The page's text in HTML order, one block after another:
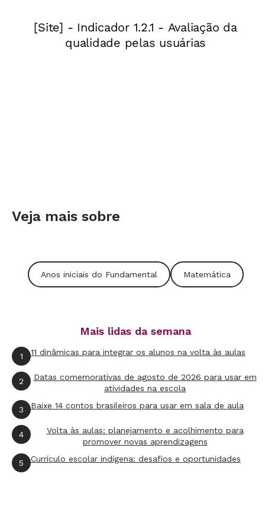
a continha armada) continua a ser
sistematizado na 3ª série. Mas até lá a garotada
inicial da disciplina pode se dar de forma mais
isoladamente, um após o outro. Em vez disso,
leva-se em conta todo o caos de relações entre
Essa maneira de ensinar considera ainda que a
criança traz de seu meio cultural uma série de
procedimentos no trato com os números,
formados corriqueiramente nas situações em
que é preciso fazer cálculos para tomar
decisões: o pagamento de uma conta na
padaria, a repartição de doces e a contagem ou
a troca de figurinhas, para citar apenas alguns
Veja mais sobre
Anos iniciais do Fundamental Matemática
Mais lidas da semana
1 11 dinâmicas para integrar os alunos na volta às aulas
2
Datas comemorativas de agosto de 2026 para usar em
atividades na escola
3 Baixe 14 contos brasileiros para usar em sala de aula
4
Volta às aulas: planejamento e acolhimento para
promover novas aprendizagens
5 Currículo escolar indígena: desafios e oportunidades